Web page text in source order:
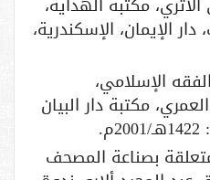
دار الإيمان، الإسكندرية،
الإسلامي،
مكتبة دار البيان
بصناعة المصحف